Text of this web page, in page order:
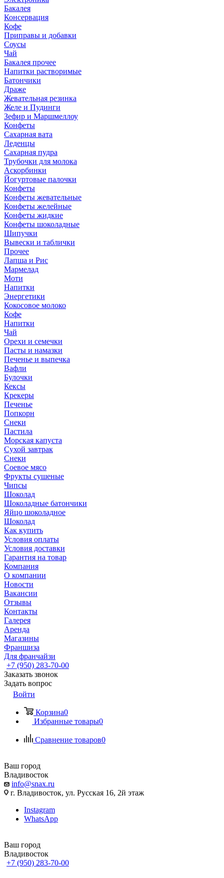
Бакалея
Консервация
Кофе
Приправы и добавки
Соусы
Чай
Бакалея прочее
Напитки растворимые
Батончики
Драже
Жевательная резинка
Желе и Пудинги
Зефир и Маршмеллоу
Конфеты
Сахарная вата
Леденцы
Сахарная пудра
Трубочки для молока
Аскорбинки
Йогуртовые палочки
Конфеты
Конфеты жевательные
Конфеты желейные
Конфеты жидкие
Конфеты шоколадные
Шипучки
Вывески и таблички
Прочее
Лапша и Рис
Мармелад
Моти
Напитки
Энергетики
Кокосовое молоко
Кофе
Напитки
Чай
Орехи и семечки
Пасты и намазки
Печенье и выпечка
Вафли
Булочки
Кексы
Крекеры
Печенье
Попкорн
Снеки
Пастила
Морская капуста
Сухой завтрак
Снеки
Соевое мясо
Фрукты сушеные
Чипсы
Шоколад
Шоколадные батончики
Яйцо шоколадное
Шоколад
Как купить
Условия оплаты
Условия доставки
Гарантия на товар
Компания
О компании
Новости
Вакансии
Отзывы
Контакты
Галерея
Аренда
Магазины
Франшиза
Для франчайзи
+7 (950) 283-70-00
Заказать звонок
Задать вопрос
Войти
Корзина0
Избранные товары0
Сравнение товаров0
Ваш город
Владивосток
info@snax.ru
г. Владивосток, ул. Русская 16, 2й этаж
Instagram
WhatsApp
Ваш город
Владивосток
+7 (950) 283-70-00